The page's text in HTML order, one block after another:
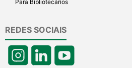
Para Bibliotecários
REDES SOCIAIS